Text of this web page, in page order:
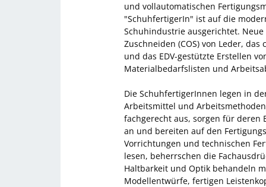
und vollautomatischen
"SchuhfertigerIn" ist auf die
Schuhindustrie ausgerichtet.
Zuschneiden (COS) von Leder,
und das EDV-gestützte Erstellen
Materialbedarfslisten und
Die SchuhfertigerInnen legen in
Arbeitsmittel und
fachgerecht aus, sorgen für deren
an und bereiten auf den
Vorrichtungen und technischen
lesen, beherrschen die
Haltbarkeit und Optik behandeln
Modellentwürfe, fertigen